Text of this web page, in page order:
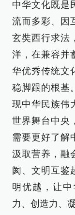
中华文化既是
流而多彩、因
玄奘西行求法
洋，在兼容并
华优秀传统文
稳脚跟的根基
现中华民族伟
世界舞台中央
需要更好了解
汲取营养，融
阂、文明互鉴
明优越，让
力、创造力、